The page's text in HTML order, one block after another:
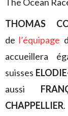
THOMAS
de l’équipage
accueillera
suisses
aussi
CHAPPELLIER.